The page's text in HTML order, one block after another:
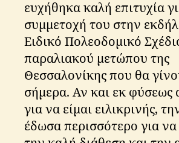
o
s
ευχήθηκα καλή επιτυχία
συμμετοχή του στην
Ειδικό Πολεοδομικό
παραλιακού μετώπου της
Θεσσαλονίκης που θα
σήμερα. Αν και εκ φύσεως
για να είμαι ειλικρινής,
έδωσα περισσότερο για